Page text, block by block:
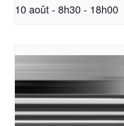
10 août - 8h30- 18h00